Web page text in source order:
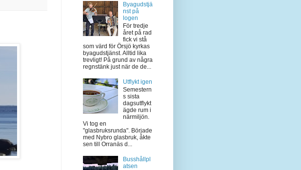
Byagudstjä
nst på
logen
För tredje
året på rad
fick vi stå
som värd för Örsjö kyrkas
byagudstjänst. Alltid lika
trevligt! På grund av några
regnstänk just när de de...
Utflykt igen
Semestern
s sista
dagsutflykt
ägde rum i
närmiljön.
Vi tog en
"glasbruksrunda". Började
med Nybro glasbruk, åkte
sen till Orranäs d...
Busshållpl
atsen